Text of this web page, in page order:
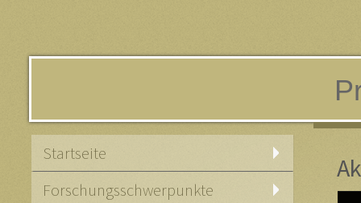
Startseite
Forschungsschwerpunkte